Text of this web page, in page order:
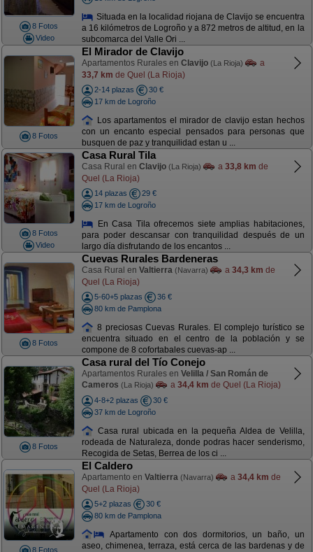
8 Fotos
Video
Situada en la localidad riojana de Clavijo se encuentra
a 16 kilómetros de Logroño y a 872 metros de altitud, en la
subcomarca del Valle Ori ...
8 Fotos
El Mirador de Clavijo
Apartamentos Rurales en Clavijo (La Rioja)
a
33,7 km de Quel (La Rioja)
2-14 plazas
30 €
17 km de Logroño
Los apartamentos el mirador de clavijo estan hechos
con un encanto especial pensados para personas que
busquen de paz y tranquilidad estan u ...
8 Fotos
Video
Casa Rural Tila
Casa Rural en Clavijo (La Rioja) a 33,8 km de
Quel (La Rioja)
14 plazas
29 €
17 km de Logroño
En Casa Tila ofrecemos siete amplias habitaciones,
para poder descansar con tranquilidad después de un
largo día disfrutando de los encantos ...
8 Fotos
Cuevas Rurales Bardeneras
Casa Rural en Valtierra (Navarra) a 34,3 km de
Quel (La Rioja)
5-60+5 plazas
36 €
80 km de Pamplona
8 preciosas Cuevas Rurales. El complejo turístico se
encuentra situado en el centro de la población y se
compone de 8 cofortabales cuevas-ap ...
8 Fotos
Casa rural del Tío Conejo
Apartamentos Rurales en Velilla / San Román de
Cameros (La Rioja) a 34,4 km de Quel (La Rioja)
4-8+2 plazas
30 €
37 km de Logroño
Casa rural ubicada en la pequeña Aldea de Velilla,
rodeada de Naturaleza, donde podras hacer senderismo,
Recogida de Setas, Berrea de los ci ...
8 Fotos
El Caldero
Apartamento en Valtierra (Navarra) a 34,4 km de
Quel (La Rioja)
5+2 plazas
30 €
80 km de Pamplona
Apartamento con dos dormitorios, un baño, un
aseo, chimenea, terraza, está cerca de las bardenas y de